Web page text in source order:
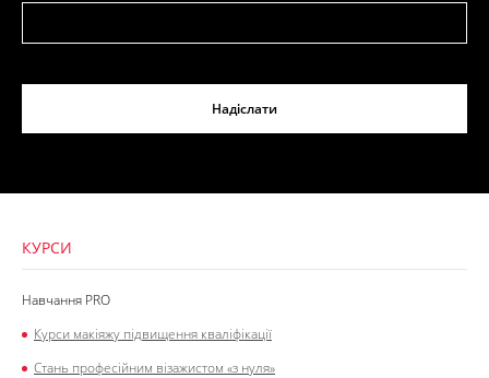
Надіслати
КУРСИ
Навчання PRO
Курси макіяжу підвищення кваліфікації
Стань професійним візажистом «з нуля»